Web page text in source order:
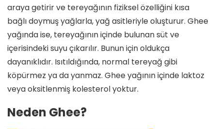
araya getirir ve tereyağının fiziksel özelliğini kısa
bağlı doymuş yağlarla, yağ asitleriyle oluşturur. Ghee
yağında ise, tereyağının içinde bulunan süt ve
içerisindeki suyu çıkarılır. Bunun için oldukça
dayanıklıdır. Isıtıldığında, normal tereyağ gibi
köpürmez ya da yanmaz. Ghee yağının içinde laktoz
veya oksitlenmiş kolesterol yoktur.
Neden Ghee?